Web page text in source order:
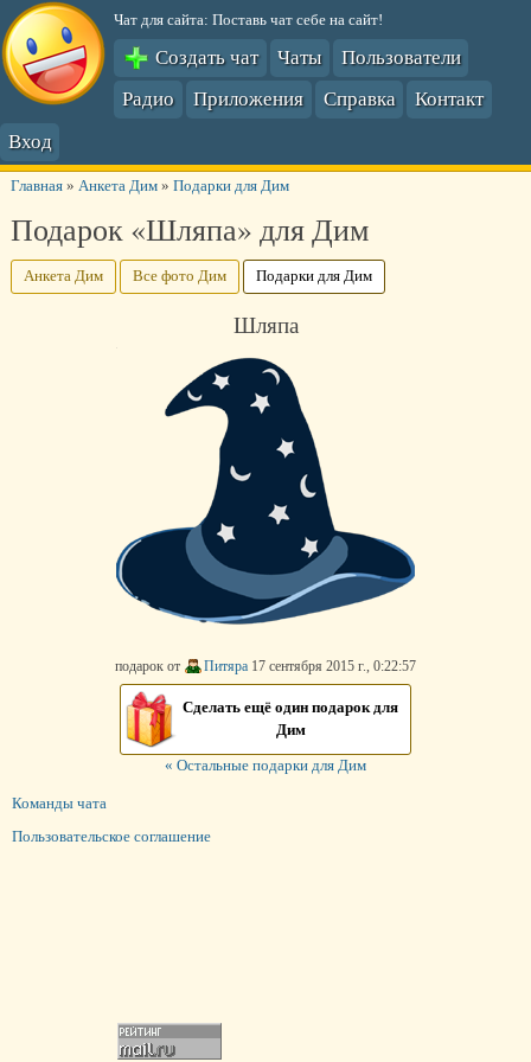
Чат для сайта: Поставь чат себе на сайт!
Создать чат Чаты
Пользователи
Радио
Приложения Справка
Контакт
Вход
Главная» Анкета Дим» Подарки для Дим
Подарок «Шляпа» для Дим
Анкета Дим Все фото Дим Подарки для Дим
Шляпа
подарок от Питяра 17 сентября 2015 г., 0:22:57
Сделать ещё один подарок для
Дим
« Остальные подарки для Дим
Команды чата
Пользовательское соглашение